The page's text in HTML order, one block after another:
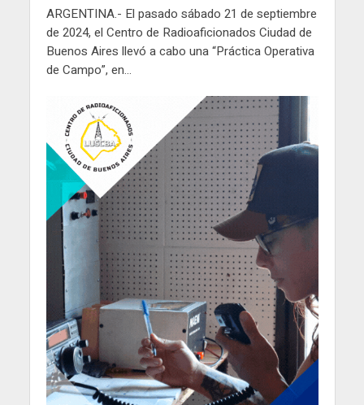
ARGENTINA.- El pasado sábado 21 de septiembre
de 2024, el Centro de Radioaficionados Ciudad de
Buenos Aires llevó a cabo una “Práctica Operativa
de Campo”, en...